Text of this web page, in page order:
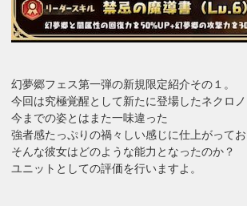
幻夢郷フェス第一弾の新規限定紹介その１。
今回は究極覚醒として新たに登場したネクロノ
今までの姿とはまた一味違った
強者感たっぷりの禍々しい感じに仕上がって
そんな彼女はどのような能力となったのか？
ユニットとしての評価を行いますよ。